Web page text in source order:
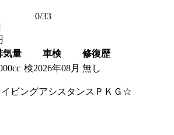
0/33
気量 車検
修復歴
検2026年08月 無し
ビングアシスタンスＰＫＧ☆